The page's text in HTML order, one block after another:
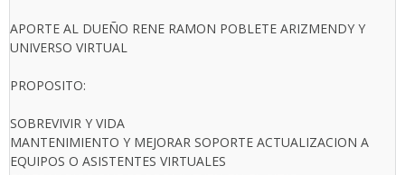
APORTE AL DUEÑO RENE RAMON POBLETE ARIZMENDY Y
UNIVERSO VIRTUAL
PROPOSITO:
SOBREVIVIR Y VIDA
MANTENIMIENTO Y MEJORAR SOPORTE ACTUALIZACION A
EQUIPOS O ASISTENTES VIRTUALES